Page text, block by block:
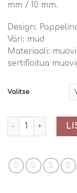
mm / 10 mm.
Design:
Väri: mud
Materiaali:
sertifioitua
Valitse
Pappelina Molly